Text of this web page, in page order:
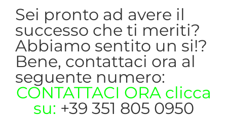
Sei pronto ad avere il
successo che ti meriti?
Abbiamo sentito un si!?
Bene, contattaci ora al
seguente numero:
CONTATTACI ORA clicca
su: +39 351 805 0950